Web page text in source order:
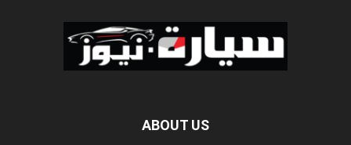
ABOUT US